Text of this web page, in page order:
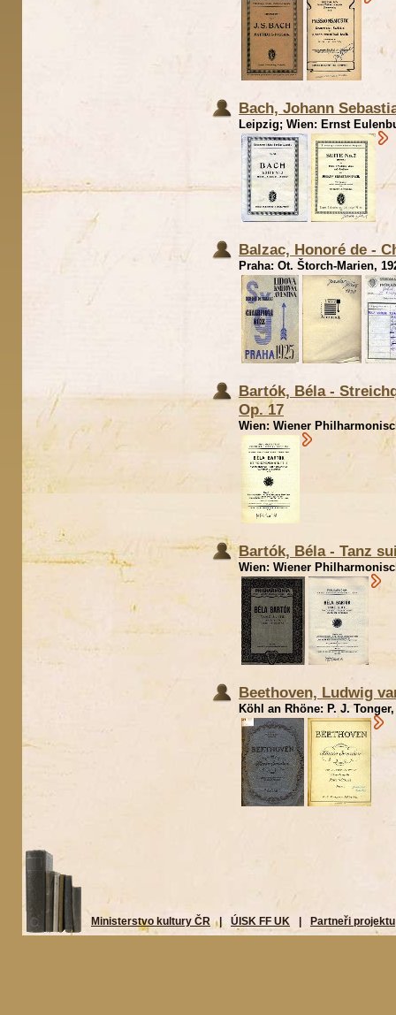
Bach, Johann
Leipzig; Wien: Ernst
Balzac, Honoré de -
Praha: Ot. Štorch-Marien,
Bartók, Béla -
Op. 17
Wien: Wiener
Bartók, Béla - Tanz
Wien: Wiener
Beethoven, Ludwig
Köhl an Rhöne: P. J.
Ministerstvo kultury ČR | ÚISK FF UK Partneři projektu